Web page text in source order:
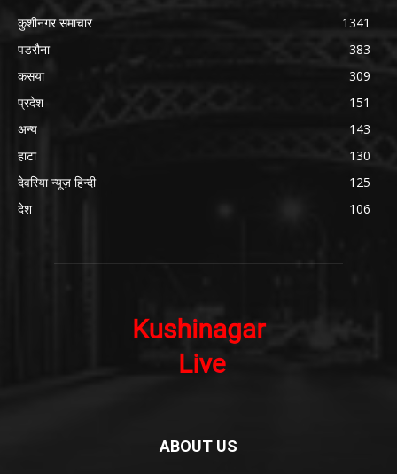
कुशीनगर समाचार
1341
पडरौना
383
कसया
309
प्रदेश
151
अन्य
143
हाटा
130
देवरिया न्यूज़ हिन्दी
125
देश
106
ABOUT US